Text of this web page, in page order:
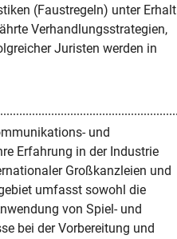
(Faustregeln) unter Erhalt
Verhandlungsstrategien,
Juristen werden in
und
Erfahrung in der Industrie
Großkanzleien und
umfasst sowohl die
von Spiel- und
bei der Vorbereitung und